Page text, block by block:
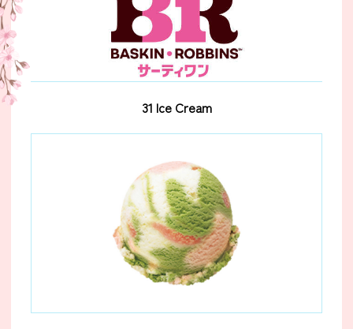
31 Ice Cream